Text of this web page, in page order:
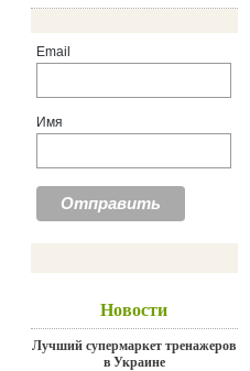
Email
Имя
Новости
Лучший супермаркет тренажеров
в Украине